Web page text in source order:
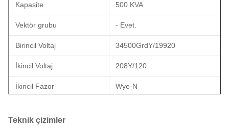
Kapasite 500 KVA
Vektör grubu - Evet.
Birincil Voltaj 34500GrdY/19920
İkincil Voltaj 208Y/120
İkincil Fazor Wye-N
Teknik çizimler